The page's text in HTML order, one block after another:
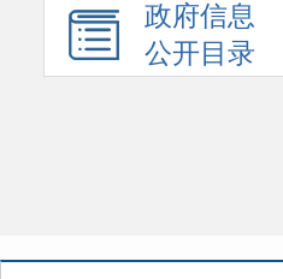
政府信息
公开目录